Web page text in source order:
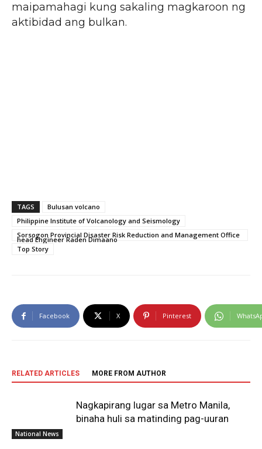
maipamahagi kung sakaling magkaroon ng
aktibidad ang bulkan.
TAGS
Bulusan volcano
Philippine Institute of Volcanology and Seismology
Sorsogon Provincial Disaster Risk Reduction and Management Office
head Engineer Raden Dimaano
Top Story
Facebook X Pinterest
RELATED ARTICLES MORE FROM AUTHOR
National News
Nagkapirang lugar sa Metro Manila,
binaha huli sa matinding pag-uuran